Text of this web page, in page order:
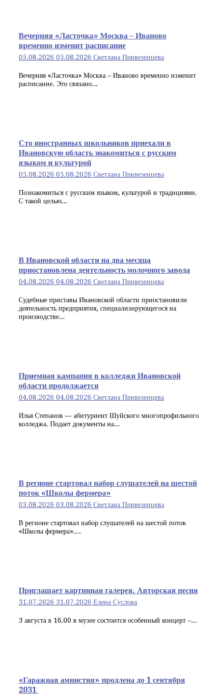
Вечерняя «Ласточка» Москва – Иваново
временно изменит расписание
05.08.2026 05.08.2026 Светлана Привезенцева
Вечерняя «Ласточка» Москва – Иваново временно изменит
расписание. Это связано...
Сто иностранных школьников приехали в
Ивановскую область знакомиться с русским
языком и культурой
05.08.2026 05.08.2026 Светлана Привезенцева
Познакомиться с русским языком, культурой и традициями.
С такой целью...
В Ивановской области на два месяца
приостановлена деятельность молочного завода
04.08.2026 04.08.2026 Светлана Привезенцева
Судебные приставы Ивановской области приостановили
деятельность предприятия, специализирующегося на
производстве...
Приемная кампания в колледжи Ивановской
области продолжается
04.08.2026 04.08.2026 Светлана Привезенцева
Илья Степанов — абитуриент Шуйского многопрофильного
колледжа. Подает документы на...
В регионе стартовал набор слушателей на шестой
поток «Школы фермера»
03.08.2026 03.08.2026 Светлана Привезенцева
В регионе стартовал набор слушателей на шестой поток
«Школы фермера»....
Приглашает картинная галерея. Авторская песня
31.07.2026 31.07.2026 Елена Суслова
3 августа в 16.00 в музее состоится особенный концерт –...
«Гаражная амнистия» продлена до 1 сентября
2031